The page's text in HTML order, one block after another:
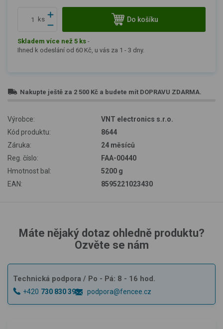
ks Do košíku
Skladem více než 5 ks -
Ihned k odeslání od 60 Kč, u vás za 1 - 3 dny.
Nakupte ještě za 2 500 Kč a budete mít DOPRAVU ZDARMA.
Výrobce:
VNT electronics s.r.o.
Kód produktu:
8644
Záruka:
24 měsíců
Reg. číslo:
FAA-00440
Hmotnost bal:
5200 g
EAN:
8595221023430
Máte nějaký dotaz ohledně produktu?
Ozvěte se nám
Technická podpora / Po - Pá: 8 - 16 hod.
+420 730 830 393 podpora@fencee.cz